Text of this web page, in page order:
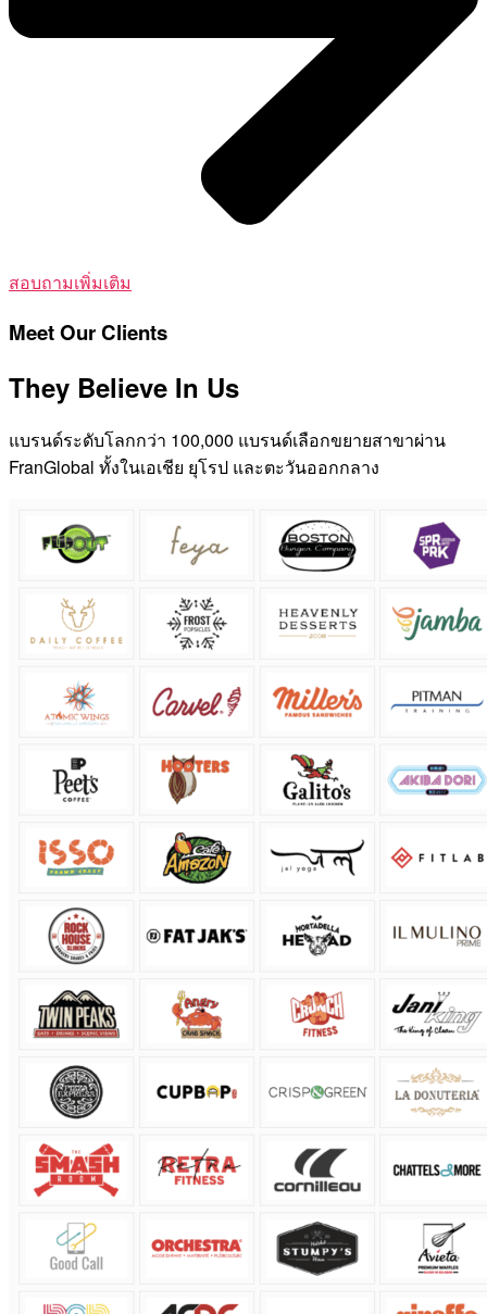
สอบถามเพิ่มเติม
Meet Our Clients
They Believe In Us
แบรนด์ระดับโลกกว่า 100,000 แบรนด์เลือกขยายสาขาผ่าน
FranGlobal ทั้งในเอเชีย ยุโรป และตะวันออกกลาง